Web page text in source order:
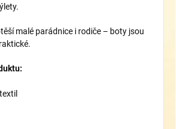
malé parádnice i rodiče – boty jsou